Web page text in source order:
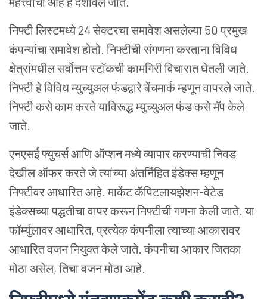
निफ्टी लिस्टमध्ये 24 सेक्टरचा समावेश असलेल्या 50 प्रमुख
कंपन्यांचा समावेश होतो. निफ्टीची संगणना करताना विविध
क्षेत्रांमधील सर्वोत्तम स्टॉकची कामगिरी विचारात घेतली जाते.
निफ्टी हे विविध म्युच्युअल फंडद्वारे बेंचमार्क म्हणून वापरले जाते.
निफ्टी कसे काम करते याविरूद्ध म्युच्युअल फंड कसे मॅप केले
जाते.
एनएसई फ्युचर्स आणि ऑप्शन मध्ये व्यापार करण्याची निवड
देखील ऑफर करते जे त्यांच्या अंतर्निहित इंडेक्स म्हणून
निफ्टीवर आधारित आहे. मार्केट कॅपिटलायझेशन-वेटेड
इंडेक्सच्या पद्धतीचा वापर करून निफ्टीची गणना केली जाते. या
फॉर्म्युलावर आधारित, प्रत्येक कंपनीला त्याच्या आकारावर
आधारित वजन नियुक्त केले जाते. कंपनीचा आकार जितका
मोठा असेल, तिचा वजन मोठा आहे.